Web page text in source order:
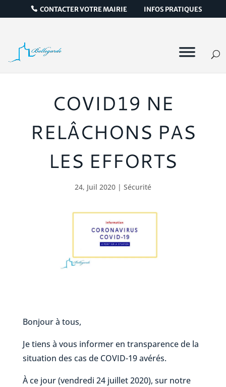
CONTACTER VOTRE MAIRIE INFOS PRATIQUES
COVID19 NE
RELÂCHONS PAS
LES EFFORTS
24, Juil 2020| Sécurité
Bonjour à tous,
Je tiens à vous informer en transparence de la
situation des cas de COVID-19 avérés.
À ce jour (vendredi 24 juillet 2020), sur notre